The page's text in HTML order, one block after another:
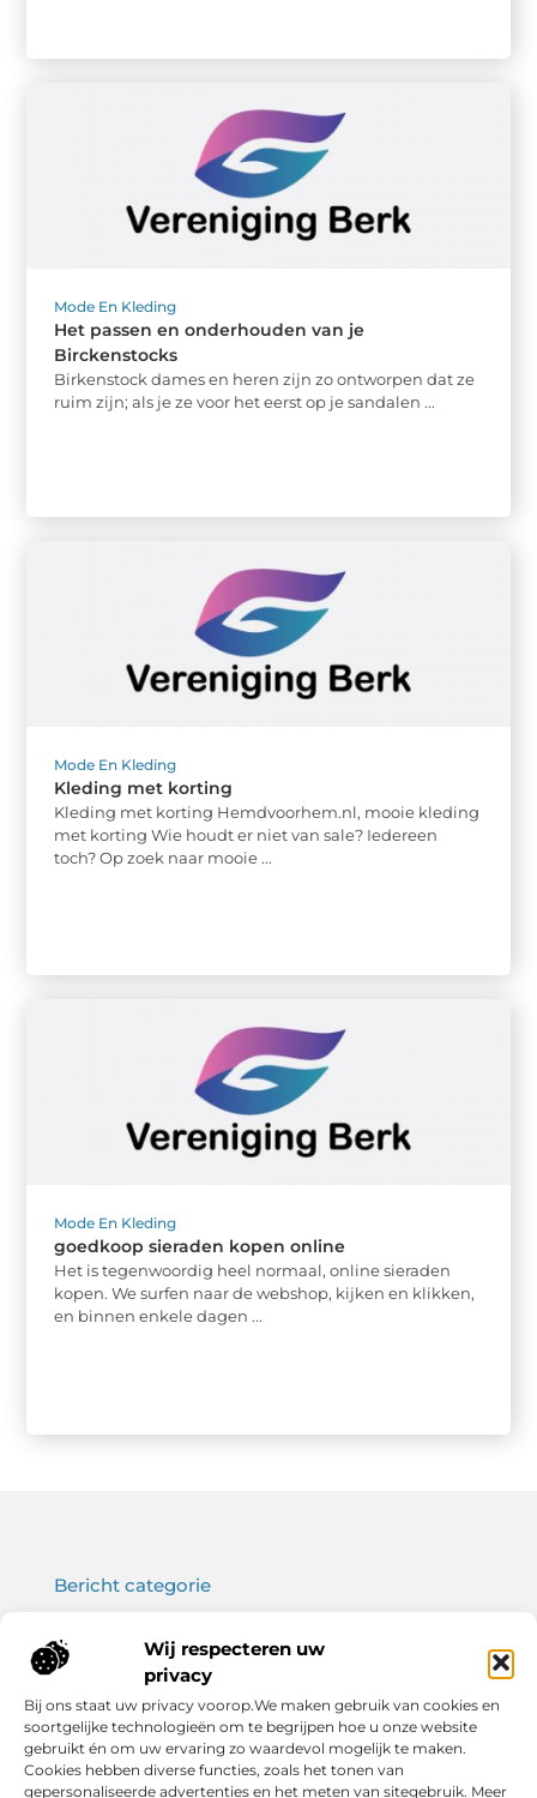
Wij respecteren uw
privacy
Bij ons staat uw privacy voorop.We maken gebruik van cookies en
soortgelijke technologieën om te begrijpen hoe u onze website
gebruikt én om uw ervaring zo waardevol mogelijk te maken.
Cookies hebben diverse functies, zoals het tonen van
gepersonaliseerde advertenties en het meten van sitegebruik. Meer
Mode En Kleding
Het passen en onderhouden van je
Birckenstocks
Birkenstock dames en heren zijn zo ontworpen dat ze
ruim zijn; als je ze voor het eerst op je sandalen ...
Mode En Kleding
Kleding met korting
Kleding met korting Hemdvoorhem.nl, mooie kleding
met korting Wie houdt er niet van sale? Iedereen
toch? Op zoek naar mooie ...
Mode En Kleding
goedkoop sieraden kopen online
Het is tegenwoordig heel normaal, online sieraden
kopen. We surfen naar de webshop, kijken en klikken,
en binnen enkele dagen ...
Onze informatie
Bericht categorie